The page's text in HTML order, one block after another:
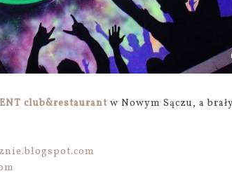
club&restaurant w Nowym Sączu, a